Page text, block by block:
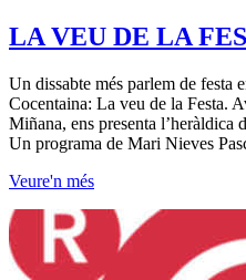
LA VEU DE LA
Un dissabte més parlem de festa
Cocentaina: La veu de la Festa.
Miñana, ens presenta l’heràldica
Un programa de Mari Nieves
Veure'n més